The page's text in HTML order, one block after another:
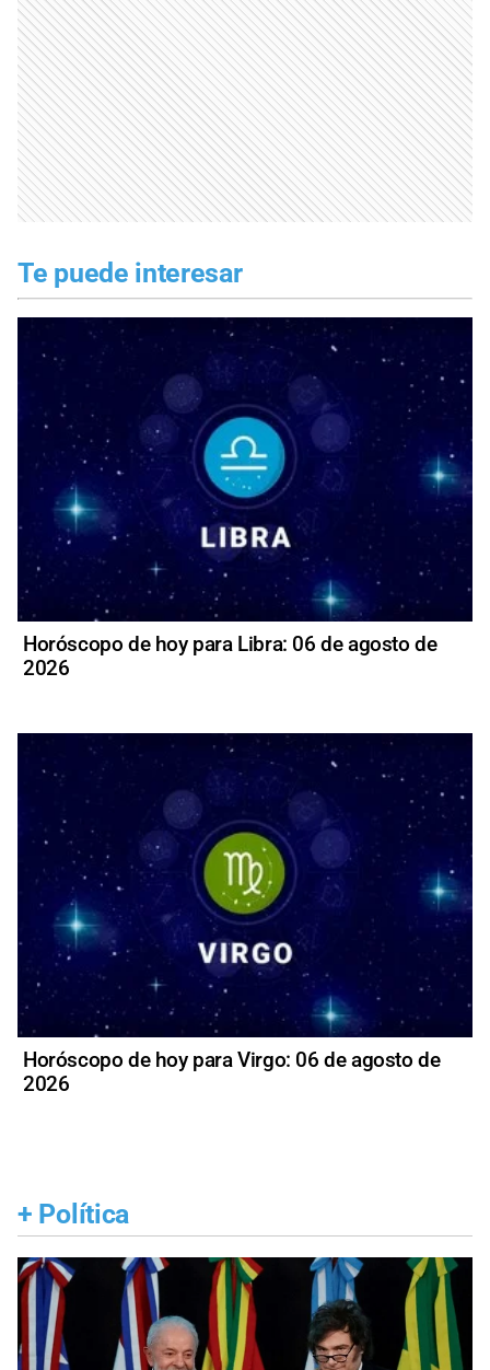
Te puede interesar
Horóscopo de hoy para Libra: 06 de agosto de
2026
Horóscopo de hoy para Virgo: 06 de agosto de
2026
+ Política